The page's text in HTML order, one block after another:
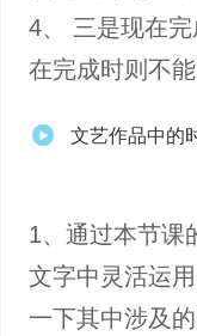
4、 三是现在
在完成时则不能
文艺作品中的
1、通过本节课
文字中灵活运
一下其中涉及